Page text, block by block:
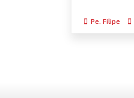
Pe. Filipe